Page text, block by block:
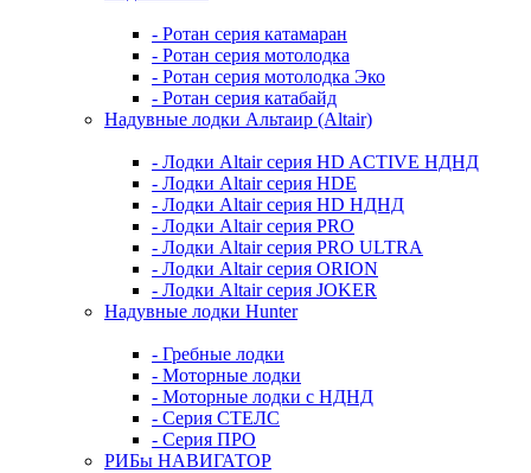
- Ротан серия катамаран
- Ротан серия мотолодка
- Ротан серия мотолодка Эко
- Ротан серия катабайд
Надувные лодки Альтаир (Altair)
- Лодки Altair серия HD ACTIVE НДНД
- Лодки Altair серия HDE
- Лодки Altair серия HD НДНД
- Лодки Altair серия PRO
- Лодки Altair серия PRO ULTRA
- Лодки Altair серия ORION
- Лодки Altair серия JOKER
Надувные лодки Hunter
- Гребные лодки
- Моторные лодки
- Моторные лодки с НДНД
- Серия СТЕЛС
- Серия ПРО
РИБы НАВИГАТОР